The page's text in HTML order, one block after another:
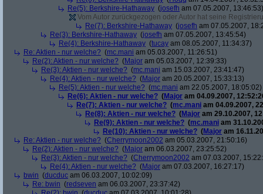
Re(5): Berkshire-Hathaway (josefh am 07.05.2007, 13:46:53)
Vom Autor zurückgezogen oder Autor hat seine
Re(7): Berkshire-Hathaway (josefh am 07.05.2007,
Re(3): Berkshire-Hathaway (josefh am 07.05.2007, 13:45:54)
Re(4): Berkshire-Hathaway (tucay am 08.05.2007, 11:34:37)
Re: Aktien - nur welche? (mc.mani am 05.03.2007, 11:26:51)
Re(2): Aktien - nur welche? (Major am 05.03.2007, 12:39:33)
Re(3): Aktien - nur welche? (mc.mani am 15.03.2007, 23:41:47)
Re(4): Aktien - nur welche? (Major am 20.05.2007, 15:33:13)
Re(5): Aktien - nur welche? (mc.mani am 22.05.2007, 18:05:02)
Re(6): Aktien - nur welche? (Major am 04.09.2007,
Re(7): Aktien - nur welche? (mc.mani am 04.09.2007,
Re(8): Aktien - nur welche? (Major am 29.10.2007,
Re(9): Aktien - nur welche? (mc.mani am
Re(10): Aktien - nur welche? (Major am
Re: Aktien - nur welche? (Cherrymoon2002 am 05.03.2007, 21:50:16)
Re(2): Aktien - nur welche? (Major am 06.03.2007, 23:25:52)
Re(3): Aktien - nur welche? (Cherrymoon2002 am 07.03.2007,
Re(4): Aktien - nur welche? (Major am 07.03.2007, 16:27:17)
bwin (ducduc am 06.03.2007, 10:02:09)
Re: bwin (redseven am 06.03.2007, 23:37:42)